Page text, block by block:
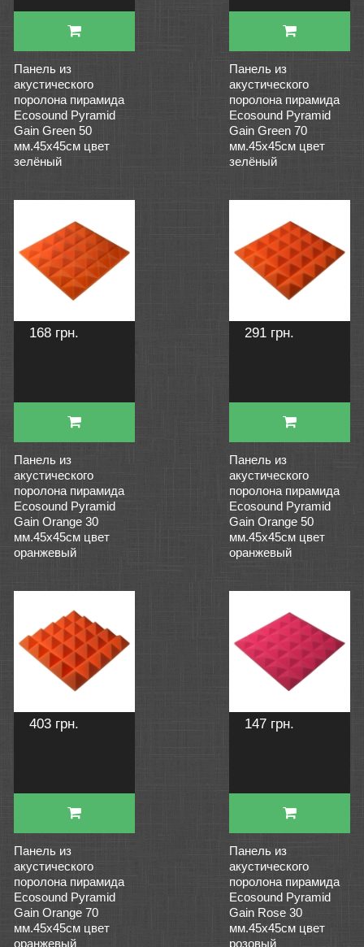
Панель из
акустического
поролона пирамида
Ecosound Pyramid
Gain Green 50
мм.45х45см цвет
зелёный
Панель из
акустического
поролона пирамида
Ecosound Pyramid
Gain Green 70
мм.45х45см цвет
зелёный
168 грн.
Панель из
акустического
поролона пирамида
Ecosound Pyramid
Gain Orange 30
мм.45х45см цвет
оранжевый
291 грн.
Панель из
акустического
поролона пирамида
Ecosound Pyramid
Gain Orange 50
мм.45х45см цвет
оранжевый
403 грн.
Панель из
акустического
поролона пирамида
Ecosound Pyramid
Gain Orange 70
мм.45х45см цвет
оранжевый
147 грн.
Панель из
акустического
поролона пирамида
Ecosound Pyramid
Gain Rose 30
мм.45х45см цвет
розовый